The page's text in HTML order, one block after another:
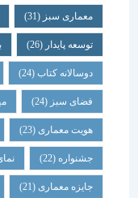
معماری سبز(31) سنت و
توسعه پایدار(26) باغ
دوسالانه کتاب(24) مسکن
فضای سبز(24) میراث
هویت معماری (23)
جشنواره(22) نمای شهری
جایزه معماری (21) بین